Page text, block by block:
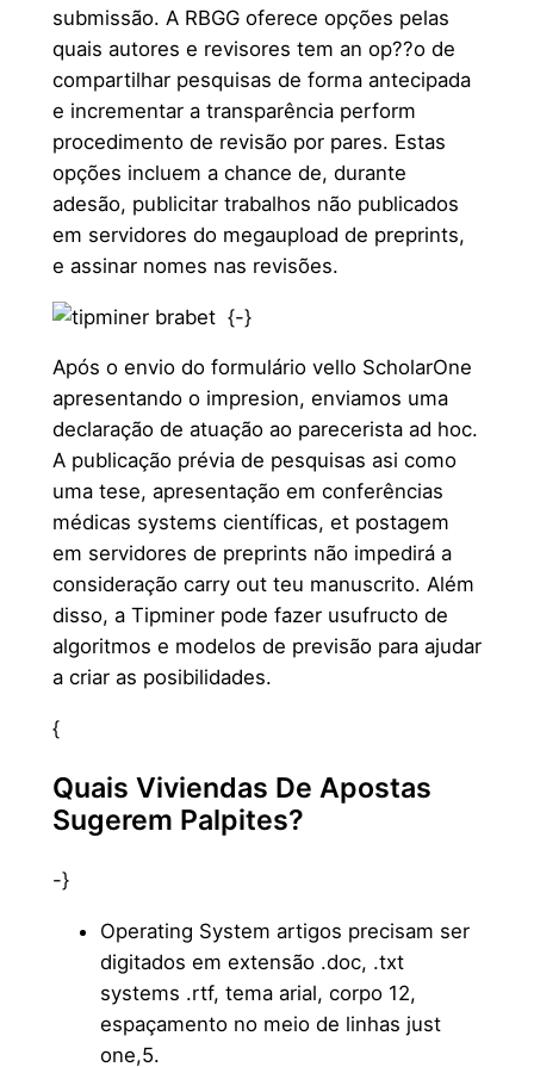
submissão. A RBGG oferece opções pelas
quais autores e revisores tem an op??o de
compartilhar pesquisas de forma antecipada
e incrementar a transparência perform
procedimento de revisão por pares. Estas
opções incluem a chance de, durante
adesão, publicitar trabalhos não publicados
em servidores do megaupload de preprints,
e assinar nomes nas revisões.
{-}
Após o envio do formulário vello ScholarOne
apresentando o impresion, enviamos uma
declaração de atuação ao parecerista ad hoc.
A publicação prévia de pesquisas asi como
uma tese, apresentação em conferências
médicas systems científicas, et postagem
em servidores de preprints não impedirá a
consideração carry out teu manuscrito. Além
disso, a Tipminer pode fazer usufructo de
algoritmos e modelos de previsão para ajudar
a criar as posibilidades.
{
Quais Viviendas De Apostas
Sugerem Palpites?
-}
Operating System artigos precisam ser
digitados em extensão .doc, .txt
systems .rtf, tema arial, corpo 12,
espaçamento no meio de linhas just
one,5.